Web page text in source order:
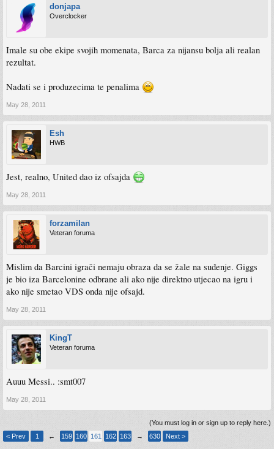
donjapa
Overclocker
Imale su obe ekipe svojih momenata, Barca za nijansu bolja ali realan
rezultat.
Nadati se i produzecima te penalima
May 28, 2011
Esh
HWB
Jest, realno, United dao iz ofsajda
May 28, 2011
forzamilan
Veteran foruma
Mislim da Barcini igrači nemaju obraza da se žale na suđenje. Giggs
je bio iza Barcelonine odbrane ali ako nije direktno utjecao na igru i
ako nije smetao VDS onda nije ofsajd.
May 28, 2011
KingT
Veteran foruma
Auuu Messi.. :smt007
May 28, 2011
(You must log in or sign up to reply here.)
< Prev
1 ← 159 160 161 162 163 → 630 Next >